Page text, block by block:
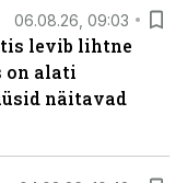
06.08.26, 09:03
levib lihtne
on alati
näitavad